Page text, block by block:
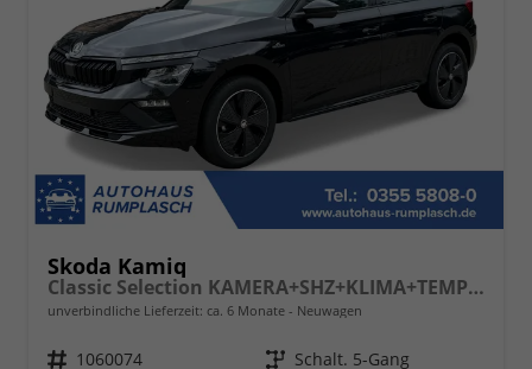
Skoda Kamiq
Classic Selection KAMERA+SHZ+KLIMA+TEMPOMAT+LED+16" LM
unverbindliche Lieferzeit: ca. 6 Monate Neuwagen
Fahrzeugnr. 1060074 Getriebe Schalt. 5-Gang